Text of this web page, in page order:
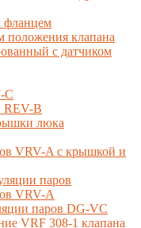
фланцем
положения клапана
с датчиком
C
REV-B
люка
VRV-A с крышкой и
паров
VRV-A
паров DG-VC
VRF 308-1 клапана